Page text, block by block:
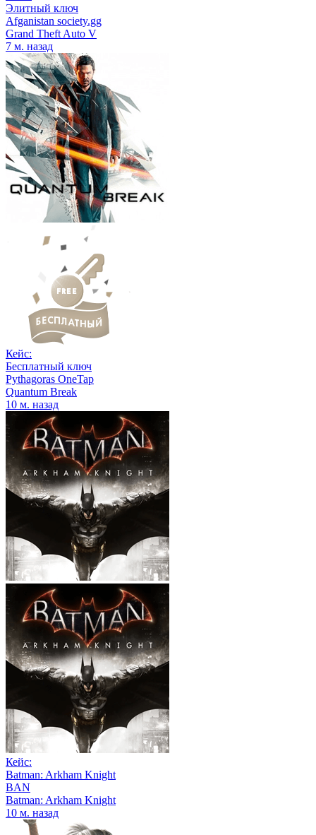
Элитный ключ
Afganistan society.gg
Grand Theft Auto V
7 м. назад
Кейс:
Бесплатный ключ
Pythagoras OneTap
Quantum Break
10 м. назад
Кейс:
Batman: Arkham Knight
BAN
Batman: Arkham Knight
10 м. назад